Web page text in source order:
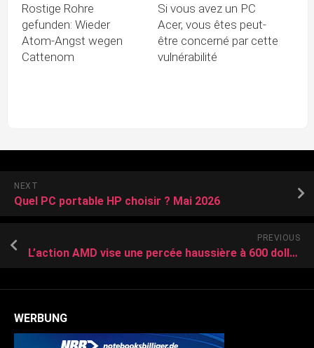
Rostige Rohre
gefunden: Wieder
Atom-Angst wegen
Cattenom
Si vous avez un PC
Acer, vous êtes peut-
être concerné par cette
vulnérabilité
NEXT
Quel PC portable HP choisir ? Mai 2026
PREVIOUS
L’action AMD vise une percée haussière à 600 dollars alors que la crypto rejoint le bull run de l’IA à Wall Street
WERBUNG